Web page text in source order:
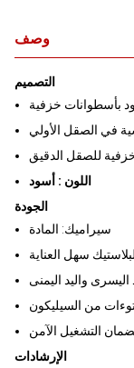
وصف
التصميم
بأسطوانات خزفية
في الصقل الأولي
للصقل الدقيق
اللون : أسود
الجودة
سيراميك: المادة
سهل العناية
واليد اليمنى
من السيليكون
التشغيل الآمن
الإرشادات